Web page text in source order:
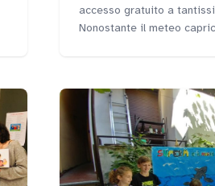
accesso gratuito a
Nonostante il meteo
più impellente il bisogno
cittadino per un
pausa relax.